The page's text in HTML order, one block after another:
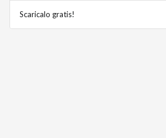
Scaricalo gratis!